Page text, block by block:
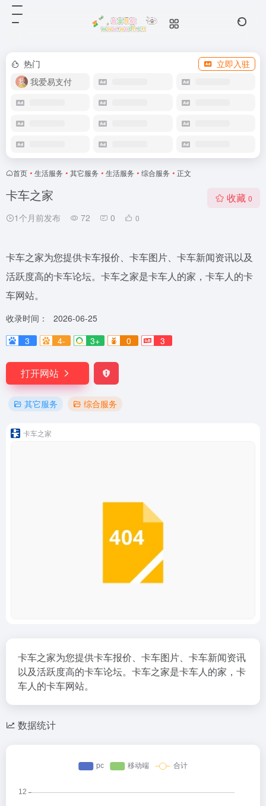
热门
立即入驻
我爱易支付
首页 • 生活服务 • 其它服务 • 生活服务 • 综合服务 • 正文
卡车之家
1个月前发布 72 0 0
收藏 0
卡车之家为您提供卡车报价、卡车图片、卡车新闻资讯以及
活跃度高的卡车论坛。卡车之家是卡车人的家，卡车人的卡
车网站。
收录时间：
2026-06-25
3
4- 3+ 0 3
打开网站
其它服务 综合服务
卡车之家
卡车之家为您提供卡车报价、卡车图片、卡车新闻资讯
以及活跃度高的卡车论坛。卡车之家是卡车人的家，卡
车人的卡车网站。
数据统计